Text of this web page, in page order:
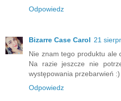
Odpowiedz
Bizarre Case Carol 21
Nie znam tego produktu ale
Na razie jeszcze nie
występowania przebarwień :)
Odpowiedz